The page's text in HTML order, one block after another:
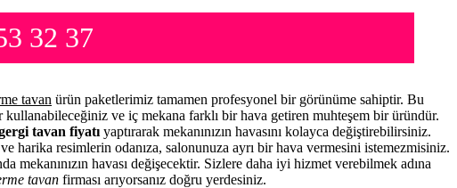
32 37
tavan ürün paketlerimiz tamamen profesyonel bir görünüme sahiptir. Bu
kullanabileceğiniz ve iç mekana farklı bir hava getiren muhteşem bir üründür.
tavan fiyatı yaptırarak mekanınızın havasını kolayca değiştirebilirsiniz.
harika resimlerin odanıza, salonunuza ayrı bir hava vermesini istemezmisiniz.
havası değişecektir. Sizlere daha iyi hizmet verebilmek adına
tavan firması arıyorsanız doğru yerdesiniz.